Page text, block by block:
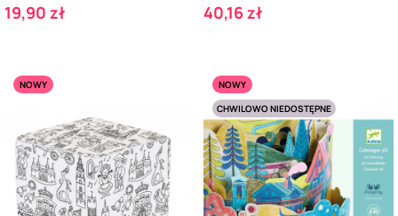
Cena
19,90 zł Cena
40,16 zł
NOWY
NOWY
CHWILOWO NIEDOSTĘPNE